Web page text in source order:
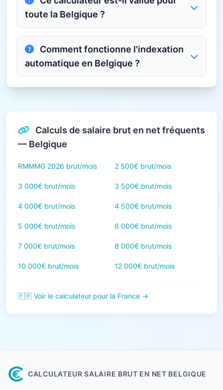
toute la Belgique ?
automatique en Belgique ?
Calculs de salaire brut en net fréquents
— Belgique
RMMMG 2026 brut/mois 2 500€ brut/mois
3 000€ brut/mois 3 500€ brut/mois
4 000€ brut/mois 4 500€ brut/mois
5 000€ brut/mois 6 000€ brut/mois
7 000€ brut/mois 8 000€ brut/mois
10 000€ brut/mois 12 000€ brut/mois
🇫🇷 Voir le calculateur pour la France →
CALCULATEUR SALAIRE BRUT EN NET BELGIQUE